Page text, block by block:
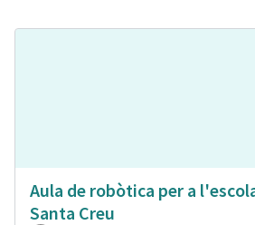
Aula de robòtica per a
Santa Creu